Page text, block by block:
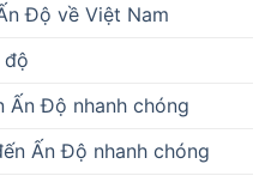
Độ về Việt Nam
độ
Ấn Độ nhanh chóng
Ấn Độ nhanh chóng